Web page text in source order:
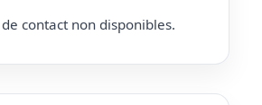
contact non disponibles.